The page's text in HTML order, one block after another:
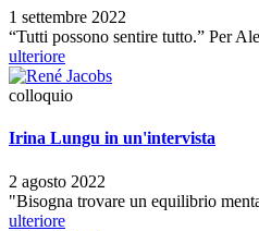
1 settembre 2022
“Tutti possono sentire tutto.” Per
ulteriore
colloquio
Irina Lungu in un'intervista
2 agosto 2022
"Bisogna trovare un equilibrio
ulteriore